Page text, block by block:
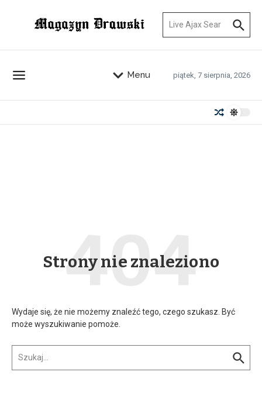
Menu piątek, 7 sierpnia, 2026
Strony nie znaleziono
Wydaje się, że nie możemy znaleźć tego, czego szukasz. Być
może wyszukiwanie pomoże.